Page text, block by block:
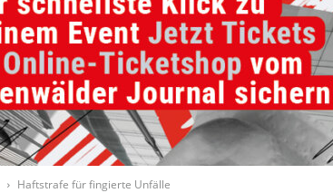
Haftstrafe für fingierte Unfälle